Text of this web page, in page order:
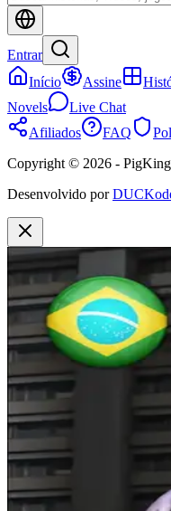
Entrar
Início
Assine
Novels
Live Chat
Afiliados
FAQ
Copyright © 2026 - PigKing
Desenvolvido por